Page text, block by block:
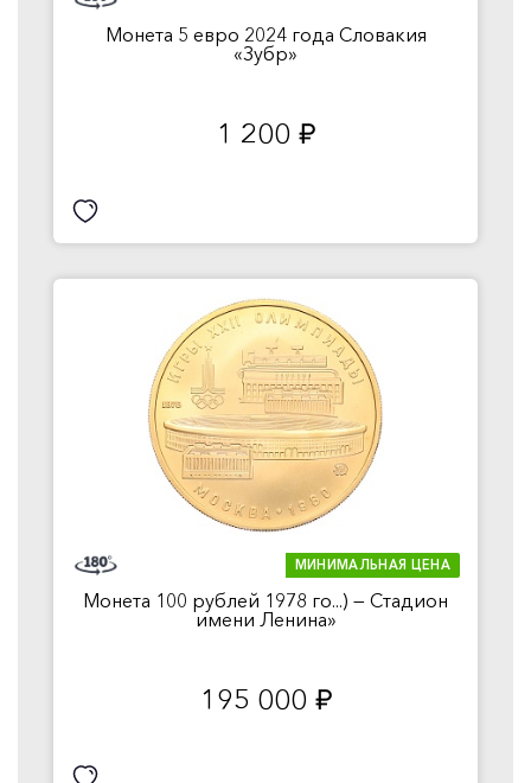
Монета 5 евро 2024 года Словакия
«Зубр»
1 200 руб.
МИНИМАЛЬНАЯ ЦЕНА
Монета 100 рублей 1978 го...) — Стадион
имени Ленина»
195 000 руб.